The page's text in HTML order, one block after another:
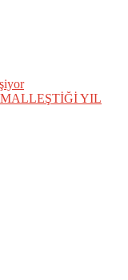
YIL